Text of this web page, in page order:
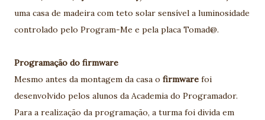
uma casa de madeira com teto solar sensível a luminosidade
controlado pelo Program-Me e pela placa Tomad@.
Programação do firmware
Mesmo antes da montagem da casa o firmware foi
desenvolvido pelos alunos da Academia do Programador.
Para a realização da programação, a turma foi divida em